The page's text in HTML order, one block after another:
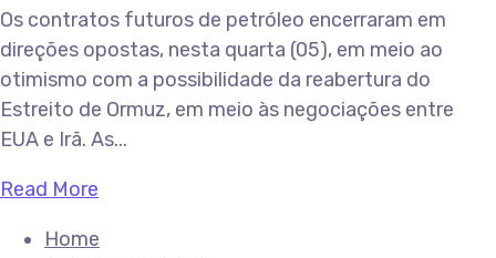
Os contratos futuros de petróleo encerraram em
direções opostas, nesta quarta (05), em meio ao
otimismo com a possibilidade da reabertura do
Estreito de Ormuz, em meio às negociações entre
EUA e Irã. As...
Read More
Home